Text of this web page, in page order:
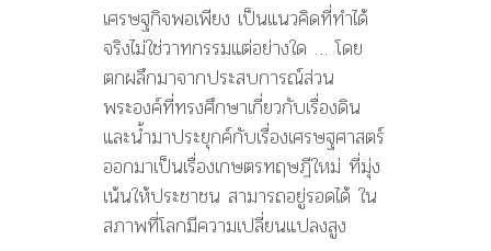
เศรษฐกิจพอเพียง เป็นแนวคิดที่ทำได้
จริงไม่ใช่วาทกรรมแต่อย่างใด … โดย
ตกผลึกมาจากประสบการณ์ส่วน
พระองค์ที่ทรงศึกษาเกี่ยวกับเรื่องดิน
และน้ำมาประยุกค์กับเรื่องเศรษฐศาสตร์
ออกมาเป็นเรื่องเกษตรทฤษฎีใหม่ ที่มุ่ง
เน้นให้ประชาชน สามารถอยู่รอดได้ ใน
สภาพที่โลกมีความเปลี่ยนแปลงสูง